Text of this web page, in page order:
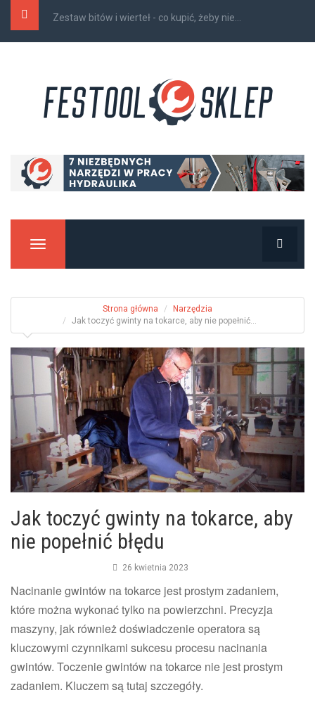
Zestaw bitów i wierteł - co kupić, żeby nie...
Manu
Strona główna
Narzędzia
Jak toczyć gwinty na tokarce, aby nie popełnić...
Jak toczyć gwinty na tokarce, aby
nie popełnić błędu
26 kwietnia 2023
Nacinanie gwintów na tokarce jest prostym zadaniem,
które można wykonać tylko na powierzchni. Precyzja
maszyny, jak również doświadczenie operatora są
kluczowymi czynnikami sukcesu procesu nacinania
gwintów. Toczenie gwintów na tokarce nie jest prostym
zadaniem. Kluczem są tutaj szczegóły.